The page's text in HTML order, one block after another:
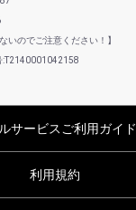
いのでご注意ください！】
:T2140001042158
サービスご利用ガイド
利用規約